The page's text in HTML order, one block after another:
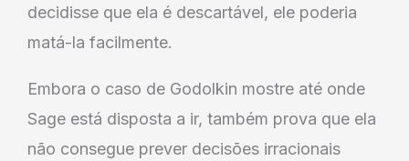
decidisse que ela é descartável, ele poderia
matá-la facilmente.
Embora o caso de Godolkin mostre até onde
Sage está disposta a ir, também prova que ela
não consegue prever decisões irracionais